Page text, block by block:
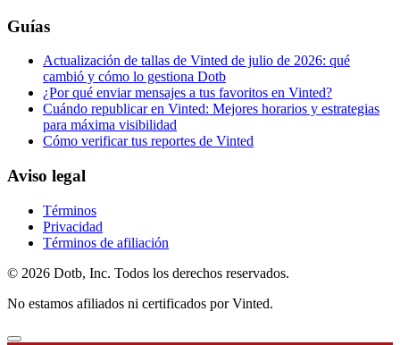
Guías
Actualización de tallas de Vinted de julio de 2026: qué
cambió y cómo lo gestiona Dotb
¿Por qué enviar mensajes a tus favoritos en Vinted?
Cuándo republicar en Vinted: Mejores horarios y estrategias
para máxima visibilidad
Cómo verificar tus reportes de Vinted
Aviso legal
Términos
Privacidad
Términos de afiliación
© 2026 Dotb, Inc. Todos los derechos reservados.
No estamos afiliados ni certificados por Vinted.